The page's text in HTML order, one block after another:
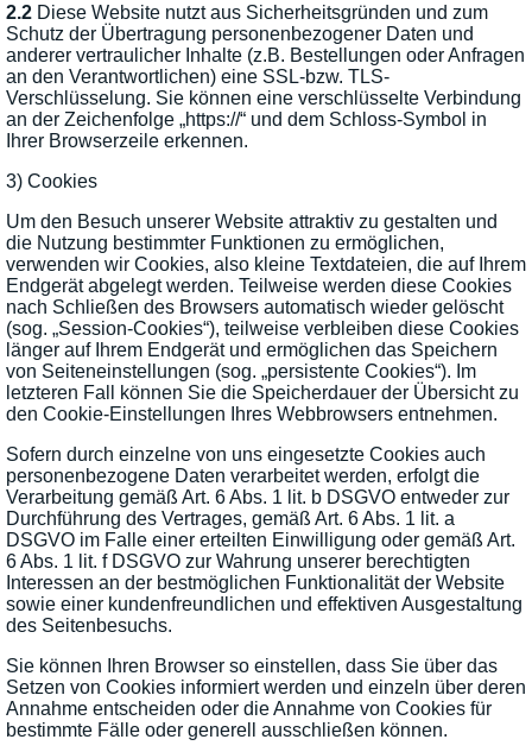
2.2 Diese Website nutzt aus Sicherheitsgründen und zum
Schutz der Übertragung personenbezogener Daten und
anderer vertraulicher Inhalte (z.B. Bestellungen oder Anfragen
an den Verantwortlichen) eine SSL-bzw. TLS-
Verschlüsselung. Sie können eine verschlüsselte Verbindung
an der Zeichenfolge „https://“ und dem Schloss-Symbol in
Ihrer Browserzeile erkennen.
3) Cookies
Um den Besuch unserer Website attraktiv zu gestalten und
die Nutzung bestimmter Funktionen zu ermöglichen,
verwenden wir Cookies, also kleine Textdateien, die auf Ihrem
Endgerät abgelegt werden. Teilweise werden diese Cookies
nach Schließen des Browsers automatisch wieder gelöscht
(sog. „Session-Cookies“), teilweise verbleiben diese Cookies
länger auf Ihrem Endgerät und ermöglichen das Speichern
von Seiteneinstellungen (sog. „persistente Cookies“). Im
letzteren Fall können Sie die Speicherdauer der Übersicht zu
den Cookie-Einstellungen Ihres Webbrowsers entnehmen.
Sofern durch einzelne von uns eingesetzte Cookies auch
personenbezogene Daten verarbeitet werden, erfolgt die
Verarbeitung gemäß Art. 6 Abs. 1 lit. b DSGVO entweder zur
Durchführung des Vertrages, gemäß Art. 6 Abs. 1 lit. a
DSGVO im Falle einer erteilten Einwilligung oder gemäß Art.
6 Abs. 1 lit. f DSGVO zur Wahrung unserer berechtigten
Interessen an der bestmöglichen Funktionalität der Website
sowie einer kundenfreundlichen und effektiven Ausgestaltung
des Seitenbesuchs.
Sie können Ihren Browser so einstellen, dass Sie über das
Setzen von Cookies informiert werden und einzeln über deren
Annahme entscheiden oder die Annahme von Cookies für
bestimmte Fälle oder generell ausschließen können.